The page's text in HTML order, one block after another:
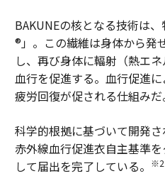
BAKUNEの核となる技術は
®」。この繊維は身体から発
し、再び身体に輻射（熱エ
血行を促進する。血行促進に
疲労回復が促される仕組みだ
科学的根拠に基づいて開発
赤外線血行促進衣自主基準
して届出を完了している。
※2